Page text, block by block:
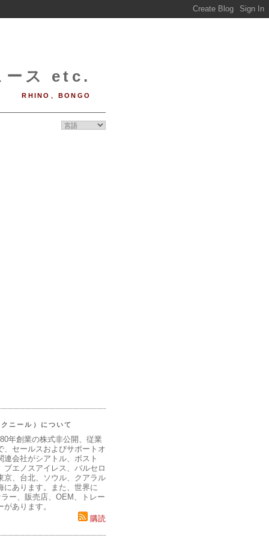
ス etc.
RHINO、BONGO
ニール）について
年創業の株式非公開、従業
、セールスおよびサポートオ
連会社がシアトル、ボスト
ブエノスアイレス、バルセロ
京、台北、ソウル、クアラル
にあります。また、世界に
ー、販売店、OEM、トレー
あります。
購読